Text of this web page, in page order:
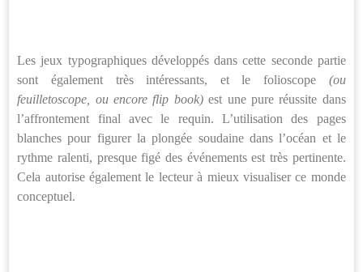
Les jeux typographiques développés dans cette seconde partie
sont également très intéressants, et le folioscope (ou
feuilletoscope, ou encore flip book)est une pure réussite dans
l’affrontement final avec le requin. L’utilisation des pages
blanches pour figurer la plongée soudaine dans l’océan et le
rythme ralenti, presque figé des événements est très pertinente.
Cela autorise également le lecteur à mieux visualiser ce monde
conceptuel.